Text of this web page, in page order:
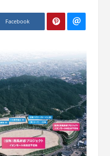
Facebook